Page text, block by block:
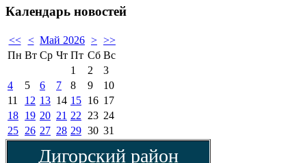
Календарь новостей
<< < Май 2026 > >>
Пн Вт Ср Чт Пт Сб Вс
1
2
3
4
5 6 7 8 9
10
11
12 13 14 15 16 17
18 19 20 21 22 23 24
25 26 27 28 29 30 31
Дигорский район